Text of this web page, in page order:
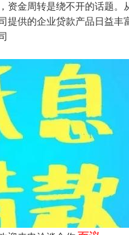
资金周转是绕不开的话题
提供的企业贷款产品日益